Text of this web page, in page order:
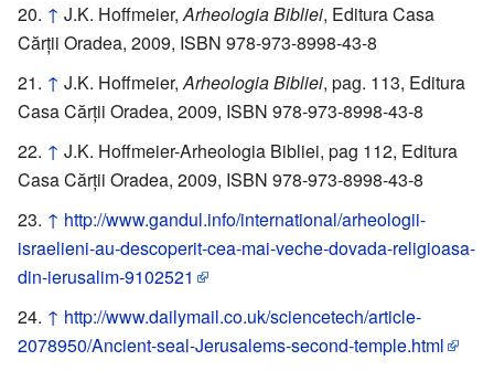
↑ J.K. Hoffmeier,Arheologia Bibliei, Editura Casa
Cărţii Oradea, 2009, ISBN 978-973-8998-43-8
↑ J.K. Hoffmeier,Arheologia Bibliei, pag. 113, Editura
Casa Cărţii Oradea, 2009, ISBN 978-973-8998-43-8
↑ J.K. Hoffmeier-Arheologia Bibliei, pag 112, Editura
Casa Cărţii Oradea, 2009, ISBN 978-973-8998-43-8
↑ http://www.gandul.info/international/arheologii-
israelieni-au-descoperit-cea-mai-veche-dovada-religioasa-
din-ierusalim-9102521
↑ http://www.dailymail.co.uk/sciencetech/article-
2078950/Ancient-seal-Jerusalems-second-temple.html